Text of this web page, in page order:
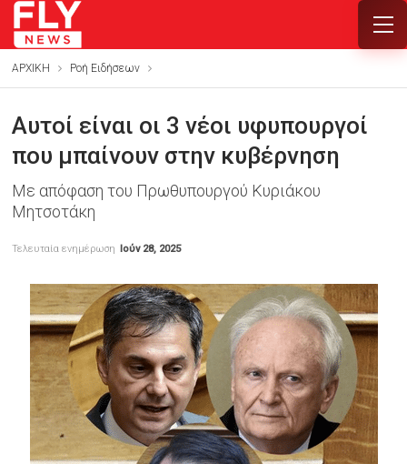
ΑΡΧΙΚΗ Ροή Ειδήσεων
Αυτοί είναι οι 3 νέοι υφυπουργοί
που μπαίνουν στην κυβέρνηση
Με απόφαση του Πρωθυπουργού Κυριάκου
Μητσοτάκη
Τελευταία ενημέρωση Ιούν 28, 2025